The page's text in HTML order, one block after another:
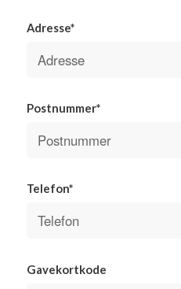
Adresse*
Postnummer*
Telefon*
Gavekortkode